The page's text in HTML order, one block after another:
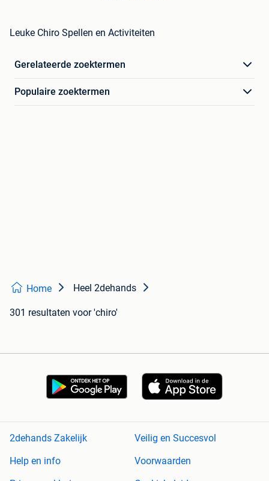
Leuke Chiro Spellen en Activiteiten
Gerelateerde zoektermen
Populaire zoektermen
Home Heel 2dehands
301 resultaten voor 'chiro'
2dehands Zakelijk
Veilig en Succesvol
Help en info
Voorwaarden